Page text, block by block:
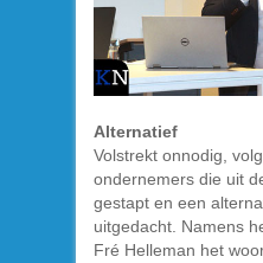
Alternatief
Volstrekt onnodig,
ondernemers die uit
gestapt en een
uitgedacht. Namens
Fré Helleman het